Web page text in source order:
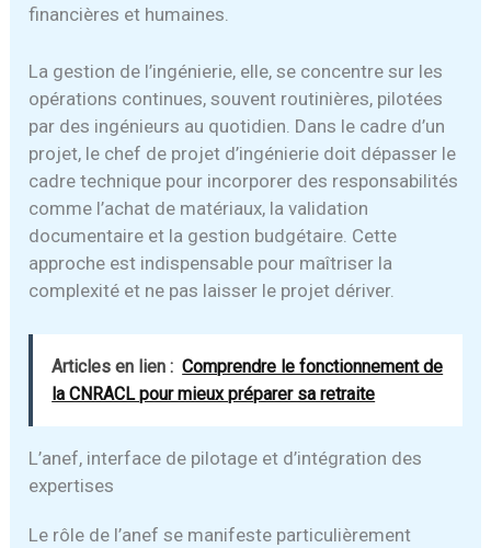
financières et humaines.
La gestion de l’ingénierie, elle, se concentre sur les
opérations continues, souvent routinières, pilotées
par des ingénieurs au quotidien. Dans le cadre d’un
projet, le chef de projet d’ingénierie doit dépasser le
cadre technique pour incorporer des responsabilités
comme l’achat de matériaux, la validation
documentaire et la gestion budgétaire. Cette
approche est indispensable pour maîtriser la
complexité et ne pas laisser le projet dériver.
Articles en lien : Comprendre le fonctionnement de
la CNRACL pour mieux préparer sa retraite
L’anef, interface de pilotage et d’intégration des
expertises
Le rôle de l’anef se manifeste particulièrement